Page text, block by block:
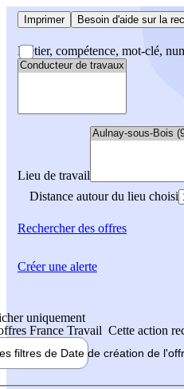
Imprimer Besoin d'aide sur la
Métier, compétence, mot-clé,
Lieu de travail
Distance autour du lieu choisi
Rechercherdes offres
uniquement
France Travail Cette action
filtres de Date de création de
Créer une alerte